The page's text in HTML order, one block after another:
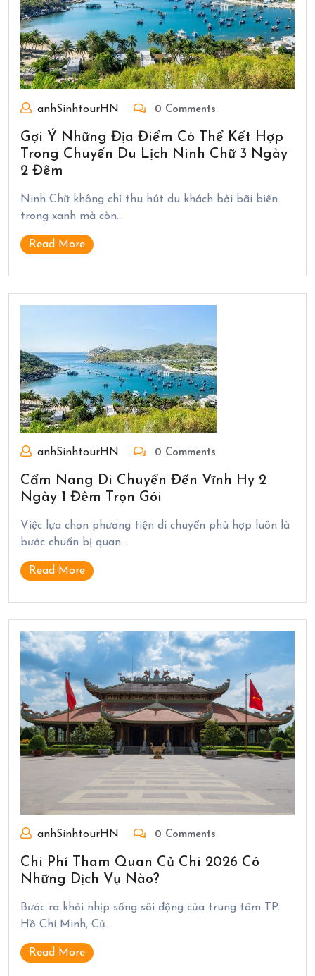
anhSinhtourHN 0 Comments
Gợi Ý Những Địa Điểm Có Thể Kết Hợp
Trong Chuyến Du Lịch Ninh Chữ 3 Ngày
2 Đêm
Ninh Chữ không chỉ thu hút du khách bởi bãi biển
trong xanh mà còn…
Read More
anhSinhtourHN 0 Comments
Cẩm Nang Di Chuyển Đến Vĩnh Hy 2
Ngày 1 Đêm Trọn Gói
Việc lựa chọn phương tiện di chuyển phù hợp luôn là
bước chuẩn bị quan…
Read More
anhSinhtourHN 0 Comments
Chi Phí Tham Quan Củ Chi 2026 Có
Những Dịch Vụ Nào?
Bước ra khỏi nhịp sống sôi động của trung tâm TP.
Hồ Chí Minh, Củ…
Read More